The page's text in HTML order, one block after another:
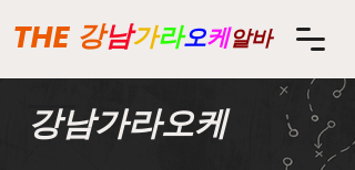
강남가라오케알바
THE
강남가라오케